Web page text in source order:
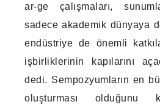
ar-ge çalışmaları,
sadece akademik dünyaya
endüstriye de önemli
işbirliklerinin kapılarını
dedi. Sempozyumların en
oluşturması olduğunu